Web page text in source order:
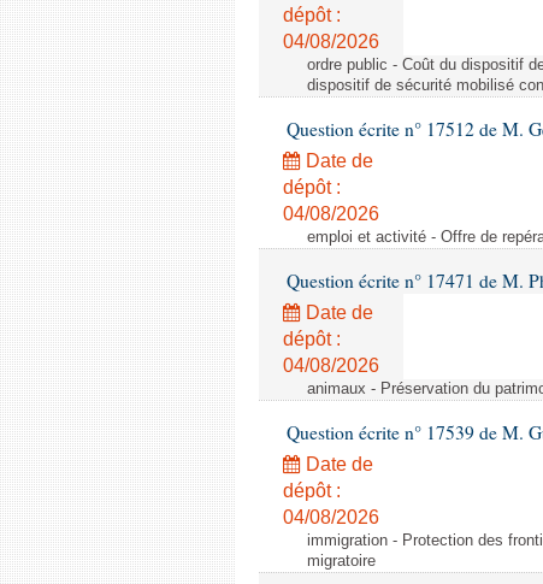
dépôt :
04/08/2026
ordre public - Coût du dispositif
dispositif de sécurité mobilisé
Question écrite n° 17512 de M.
Date de
dépôt :
04/08/2026
emploi et activité - Offre de
Question écrite n° 17471 de M.
Date de
dépôt :
04/08/2026
animaux - Préservation du
Question écrite n° 17539 de M.
Date de
dépôt :
04/08/2026
immigration - Protection des
migratoire